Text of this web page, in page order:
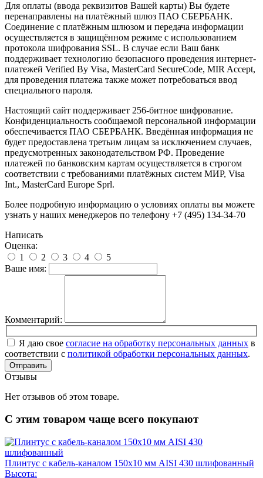
Для оплаты (ввода реквизитов Вашей карты) Вы будете
перенаправлены на платёжный шлюз ПАО СБЕРБАНК.
Соединение с платёжным шлюзом и передача информации
осуществляется в защищённом режиме с использованием
протокола шифрования SSL. В случае если Ваш банк
поддерживает технологию безопасного проведения интернет-
платежей Verified By Visa, MasterCard SecureCode, MIR Accept,
для проведения платежа также может потребоваться ввод
специального пароля.
Настоящий сайт поддерживает 256-битное шифрование.
Конфиденциальность сообщаемой персональной информации
обеспечивается ПАО СБЕРБАНК. Введённая информация не
будет предоставлена третьим лицам за исключением случаев,
предусмотренных законодательством РФ. Проведение
платежей по банковским картам осуществляется в строгом
соответствии с требованиями платёжных систем МИР, Visa
Int., MasterCard Europe Sprl.
Более подробную информацию о условиях оплаты вы можете
узнать у наших менеджеров по телефону +7 (495) 134-34-70
Написать
Оценка:
1
2 3 4
5
Ваше имя:
Комментарий:
Я даю свое согласие на обработку персональных данных в
соответствии с политикой обработки персональных данных.
Отправить
Отзывы
Нет отзывов об этом товаре.
С этим товаром чаще всего покупают
Плинтус с кабель-каналом 150х10 мм AISI 430 шлифованный
Высота: